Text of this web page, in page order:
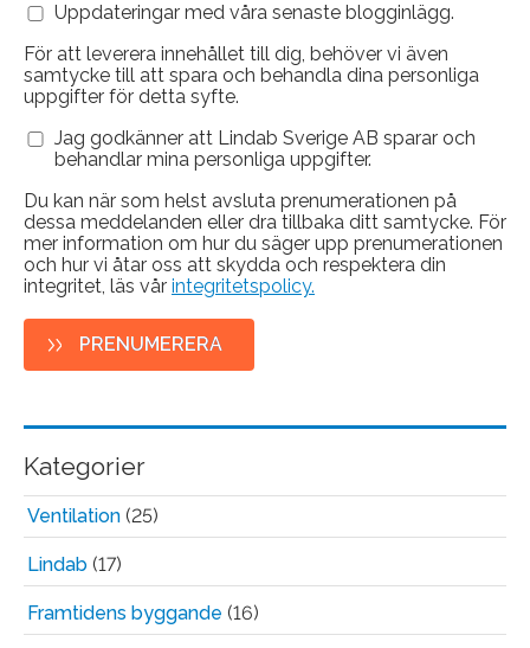
Uppdateringar med våra senaste blogginlägg.
För att leverera innehållet till dig, behöver vi även
samtycke till att spara och behandla dina personliga
uppgifter för detta syfte.
Jag godkänner att Lindab Sverige AB sparar och
behandlar mina personliga uppgifter.
Du kan när som helst avsluta prenumerationen på
dessa meddelanden eller dra tillbaka ditt samtycke. För
mer information om hur du säger upp prenumerationen
och hur vi åtar oss att skydda och respektera din
integritet, läs vår integritetspolicy.
Kategorier
Ventilation (25)
Lindab (17)
Framtidens byggande (16)